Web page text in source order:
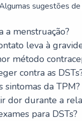
sugestões
a menstruação?
leva à
método
contra as
sintomas da TPM?
dor durante a
para DSTs?